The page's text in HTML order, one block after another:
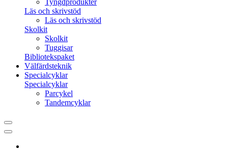
Läs och skrivstöd
Läs och skrivstöd
Skolkit
Skolkit
Tuggisar
Bibliotekspaket
Välfärdsteknik
Specialcyklar
Specialcyklar
Parcykel
Tandemcyklar